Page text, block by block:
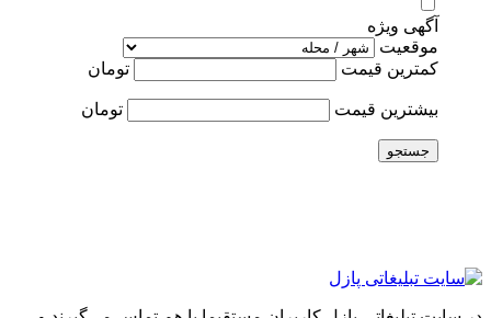
آگهی ویژه
موقعیت
کمترین قیمت
تومان
بیشترین قیمت تومان
جستجو